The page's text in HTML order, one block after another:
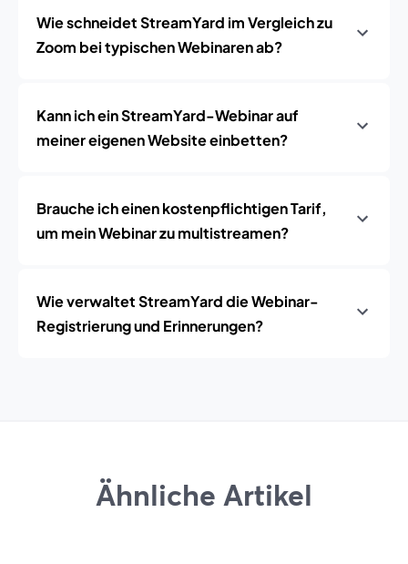
Wie schneidet StreamYard im Vergleich zu
Zoom bei typischen Webinaren ab?
Kann ich ein StreamYard-Webinar auf
meiner eigenen Website einbetten?
Brauche ich einen kostenpflichtigen Tarif,
um mein Webinar zu multistreamen?
Wie verwaltet StreamYard die Webinar-
Registrierung und Erinnerungen?
Ähnliche Artikel